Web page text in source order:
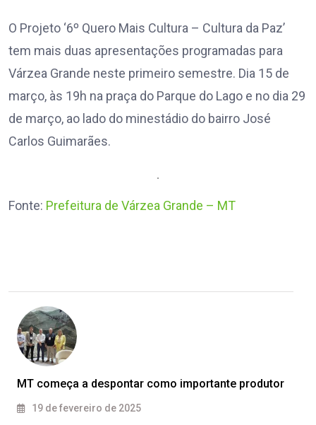
O Projeto ‘6º Quero Mais Cultura – Cultura da Paz’
tem mais duas apresentações programadas para
Várzea Grande neste primeiro semestre. Dia 15 de
março, às 19h na praça do Parque do Lago e no dia 29
de março, ao lado do minestádio do bairro José
Carlos Guimarães.
Fonte: Prefeitura de Várzea Grande – MT
MT começa a despontar como importante produtor
19 de fevereiro de 2025